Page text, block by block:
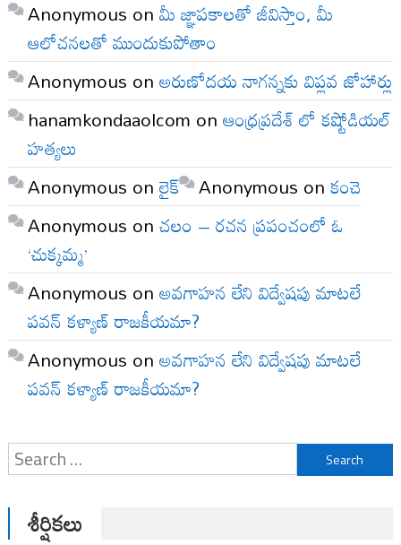
Anonymous onమీ జ్ఞాపకాలతో జీవిస్తాం, మీ
ఆలోచనలతో ముందుకుపోతాం
Anonymous onఅరుణోదయ నాగన్నకు విప్లవ జోహార్లు
hanamkondaaolcom onఆంధ్రప్రదేశ్ లో కష్టోడియల్
హత్యలు
Anonymous onలైక్ Anonymous onకంచె
Anonymous onచలం – రచన ప్రపంచంలో ఓ
‘చుక్కమ్మ’
Anonymous onఅవగాహన లేని విద్వేషపు మాటలే
పవన్ కళ్యాణ్ రాజకీయమా?
Anonymous onఅవగాహన లేని విద్వేషపు మాటలే
పవన్ కళ్యాణ్ రాజకీయమా?
Search
for:
శీర్షికలు